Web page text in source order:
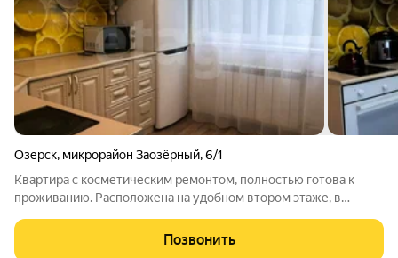
Озерск, микрорайон Заозёрный,6/1
Квартира с косметическим ремонтом, полностью готова к
проживанию. Расположена на удобном втором этаже, в
все социально значимые объекты : дошкольные учреждения,
продуктовые магазины, отделения
Позвонить